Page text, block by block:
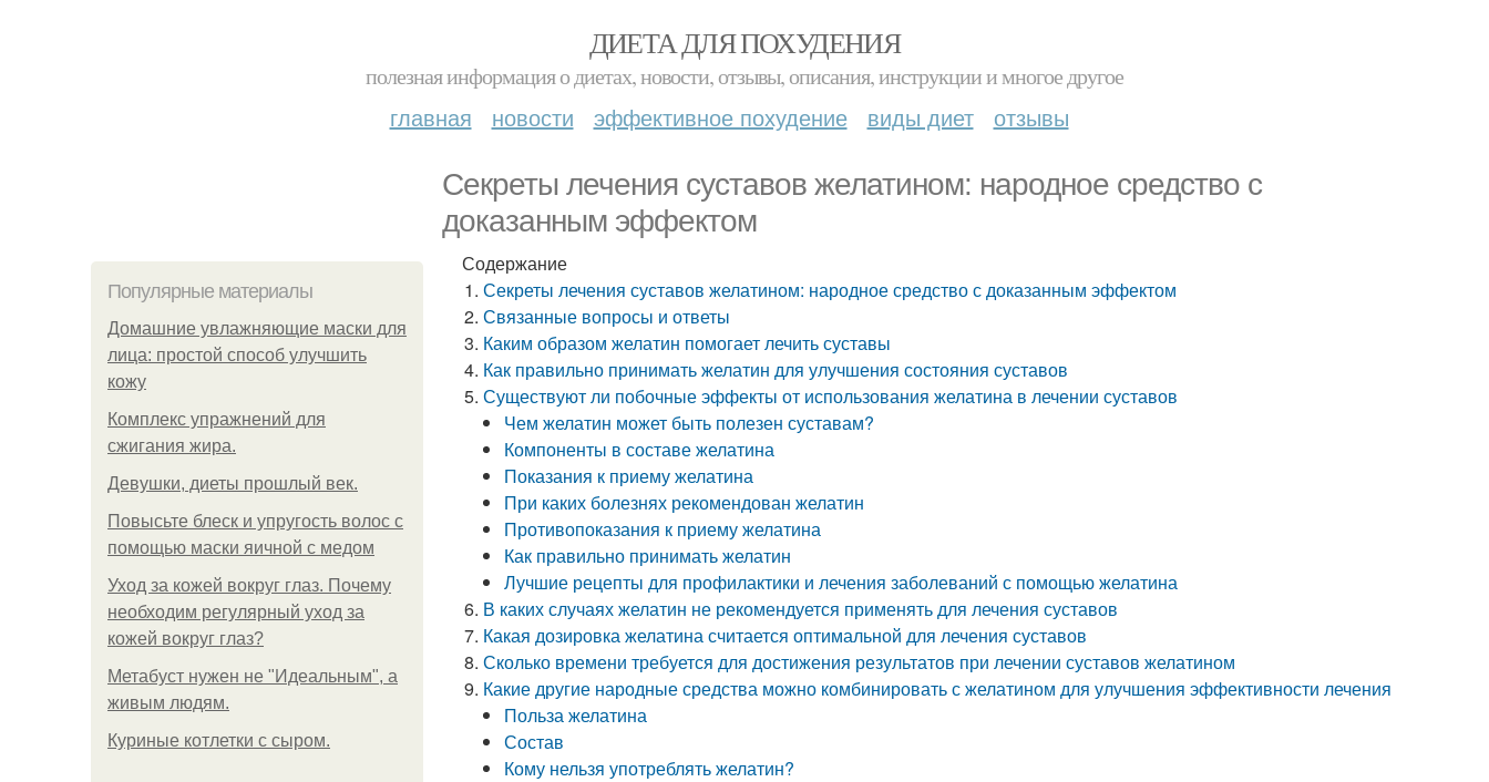
ДИЕТА ДЛЯ ПОХУДЕНИЯ
полезная информация о диетах, новости, отзывы, описания, инструкции и многое другое
главная новости эффективное похудение виды диет отзывы
Секреты лечения суставов желатином: народное средство с
доказанным эффектом
Популярные материалы
Домашние увлажняющие маски для
лица: простой способ улучшить
кожу
Комплекс упражнений для
сжигания жира.
Девушки, диеты прошлый век.
Повысьте блеск и упругость волос с
помощью маски яичной с медом
Уход за кожей вокруг глаз. Почему
необходим регулярный уход за
кожей вокруг глаз?
Метабуст нужен не "Идеальным", а
живым людям.
Куриные котлетки с сыром.
Содержание
Секреты лечения суставов желатином: народное средство с доказанным эффектом
Связанные вопросы и ответы
Каким образом желатин помогает лечить суставы
Как правильно принимать желатин для улучшения состояния суставов
Существуют ли побочные эффекты от использования желатина в лечении суставов
Чем желатин может быть полезен суставам?
Компоненты в составе желатина
Показания к приему желатина
При каких болезнях рекомендован желатин
Противопоказания к приему желатина
Как правильно принимать желатин
Лучшие рецепты для профилактики и лечения заболеваний с помощью желатина
В каких случаях желатин не рекомендуется применять для лечения суставов
Какая дозировка желатина считается оптимальной для лечения суставов
Сколько времени требуется для достижения результатов при лечении суставов желатином
Какие другие народные средства можно комбинировать с желатином для улучшения эффективности лечения
Польза желатина
Состав
Кому нельзя употреблять желатин?